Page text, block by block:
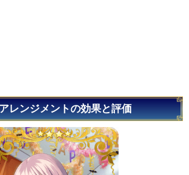
レンジメントの効果と評価